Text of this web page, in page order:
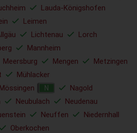
Lauda-Königshofen
Leimen
Lichtenau
Lorch
Mannheim
Meersburg Mengen
Metzingen
Mühlacker
Mössingen N
Nagold
Neubulach
Neudenau
Neuffen
Niedernhall
Oberkochen